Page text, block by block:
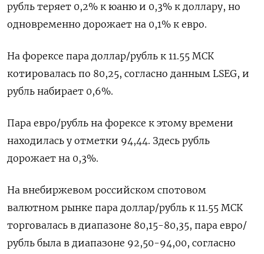
рубль теряет 0,2% к юаню и 0,3% к доллару, но
одновременно дорожает на 0,1% к евро.
На форексе пара доллар/рубль к 11.55 МСК
котировалась по 80,25, согласно данным LSEG, и
рубль набирает 0,6%.
Пара евро/рубль на форексе к этому времени
находилась у отметки 94,44. Здесь рубль
дорожает на 0,3%.
На внебиржевом российском спотовом
валютном рынке пара доллар/рубль к 11.55 МСК
торговалась в диапазоне 80,15-80,35, пара евро/
рубль была в диапазоне 92,50-94,00, согласно